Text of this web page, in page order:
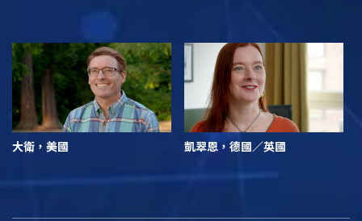
大衛，美國 凱翠恩，德國／英國